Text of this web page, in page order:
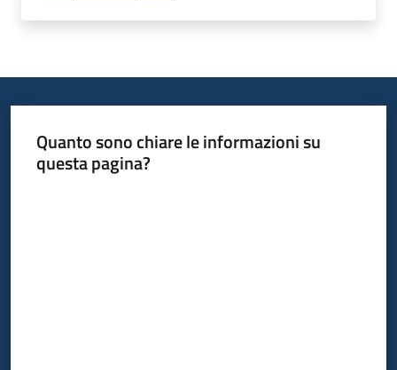
sociale
Quanto sono chiare le informazioni su
questa pagina?